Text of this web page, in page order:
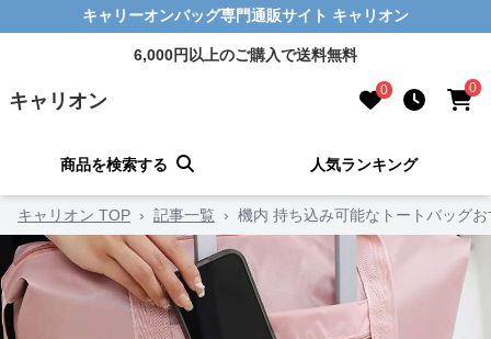
キャリーオンバッグ専門通販サイト キャリオン
6,000円以上のご購入で送料無料
キャリオン 0 0
商品を検索する 人気ランキング
キャリオン TOP › 記事一覧 › 機内 持ち込み可能なトートバッグ